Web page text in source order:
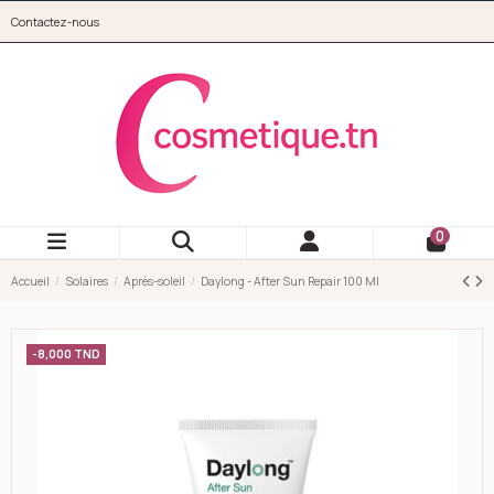
Contactez-nous
0
Accueil Solaires Après-soleil Daylong - After Sun Repair 100 Ml
-8,000 TND